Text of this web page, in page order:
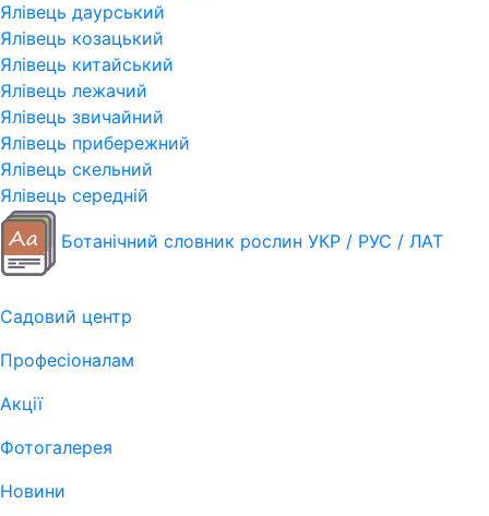
Ялівець даурський
Ялівець козацький
Ялівець китайський
Ялівець лежачий
Ялівець звичайний
Ялівець прибережний
Ялівець скельний
Ялівець середній
Ботанічний словник рослин УКР / РУС / ЛАТ
Садовий центр
Професіоналам
Акції
Фотогалерея
Новини